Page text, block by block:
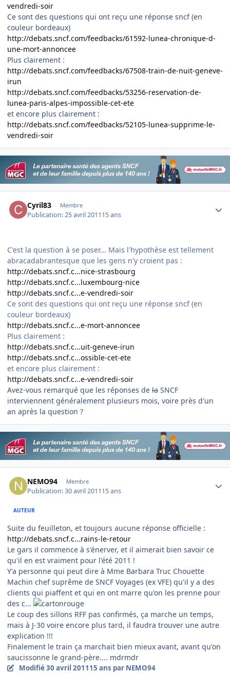
vendredi-soir
Ce sont des questions qui ont reçu une réponse sncf (en
couleur bordeaux)
http://debats.sncf.com/feedbacks/61592-lunea-chronique-d-
une-mort-annoncee
Plus clairement :
http://debats.sncf.com/feedbacks/67508-train-de-nuit-geneve-
irun
http://debats.sncf.com/feedbacks/53256-reservation-de-
lunea-paris-alpes-impossible-cet-ete
et encore plus clairement :
http://debats.sncf.com/feedbacks/52105-lunea-supprime-le-
vendredi-soir
Cyril83 Membre
Publication:25 avril 201115 ans
C'est la question à se poser... Mais l'hypothèse est tellement
abracadabrantesque que les gens n'y croient pas :
http://debats.sncf.c...nice-strasbourg
http://debats.sncf.c...luxembourg-nice
http://debats.sncf.c...e-vendredi-soir
Ce sont des questions qui ont reçu une réponse sncf (en
couleur bordeaux)
http://debats.sncf.c...e-mort-annoncee
Plus clairement :
http://debats.sncf.c...uit-geneve-irun
http://debats.sncf.c...ossible-cet-ete
et encore plus clairement :
http://debats.sncf.c...e-vendredi-soir
Avez-vous remarqué que les réponses de la SNCF
interviennent généralement plusieurs mois, voire près d'un
an après la question ?
NEMO94 Membre
Publication:30 avril 201115 ans
AUTEUR
Suite du feuilleton, et toujours aucune réponse officielle :
http://debats.sncf.c...rains-le-retour
Le gars il commence à s'énerver, et il aimerait bien savoir ce
qu'il en est vraiment pour l'été 2011 !
Y'a personne qui peut dire à Mme Barbara Truc Chouette
Machin chef suprême de SNCF Voyages (ex VFE) qu'il y a des
clients qui piaffent et qui en ont marre qu'on les prenne pour
des c...
Le coup des sillons RFF pas confirmés, ça marche un temps,
mais à J-30 voire encore plus tard, il faudra trouver une autre
explication !!!
Finalement le train ça marchait bien mieux avant, avant qu'on
saucissonne le grand-père.... mdrmdr
Modifié30 avril 201115 ans par NEMO94